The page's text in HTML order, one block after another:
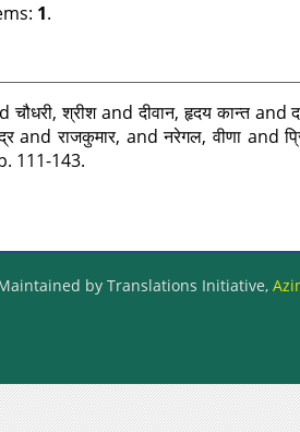
1.
चौधरी, श्रीशandदीवान, हृदय कान्तand
andराजकुमार, andनरेगल, वीणा and
111-143.
by Translations Initiative,